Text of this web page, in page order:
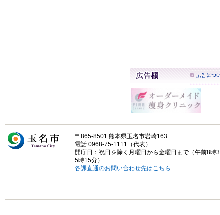
〒865-8501 熊本県玉名市岩崎163
電話:0968-75-1111（代表）
開庁日：祝日を除く月曜日から金曜日まで（午前8時
5時15分）
各課直通のお問い合わせ先はこちら